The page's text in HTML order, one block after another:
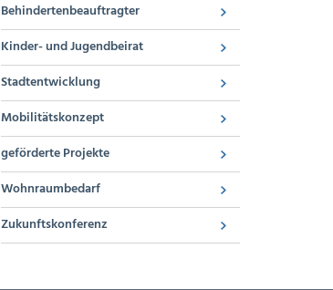
Behindertenbeauftragter
Kinder- und Jugendbeirat
Stadtentwicklung
Mobilitätskonzept
geförderte Projekte
Wohnraumbedarf
Zukunftskonferenz